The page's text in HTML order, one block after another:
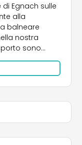
Egnach sulle
alla
balneare
nostra
sono
è a soli
tre minuti
di Egnach,
per
Che